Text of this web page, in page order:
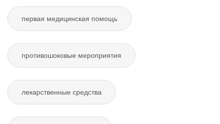
первая медицинская помощь
противошоковые мероприятия
лекарственные средства